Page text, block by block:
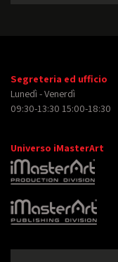
Segreteria ed ufficio
Lunedì - Venerdì
09:30-13:30 15:00-18:30
Universo iMasterArt